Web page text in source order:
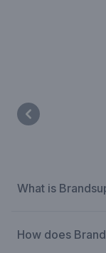
What is
How does